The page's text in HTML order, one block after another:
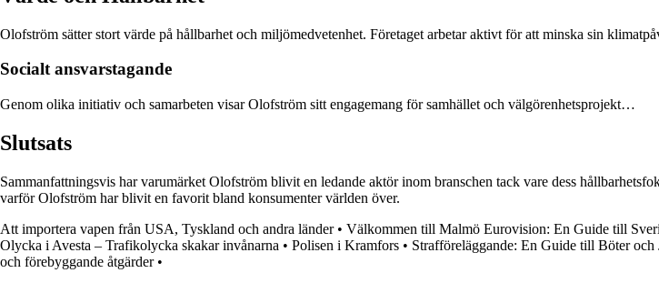
Olofström sätter stort värde på hållbarhet och miljömedvetenhet. Företaget arbetar aktivt för att minska sin
Socialt ansvarstagande
Genom olika initiativ och samarbeten visar Olofström sitt engagemang för samhället och välgörenhetsprojekt…
Slutsats
Sammanfattningsvis har varumärket Olofström blivit en ledande aktör inom branschen tack vare dess
varför Olofström har blivit en favorit bland konsumenter världen över.
Att importera vapen från USA, Tyskland och andra länder• Välkommen till Malmö Eurovision: En Guide till
Olycka i Avesta – Trafikolycka skakar invånarna • Polisen i Kramfors • Strafföreläggande: En Guide till Böter och
och förebyggande åtgärder•